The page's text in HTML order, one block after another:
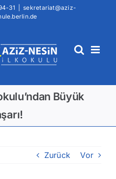
31
sekretariat@aziz-
Büyük
Zurück Vor